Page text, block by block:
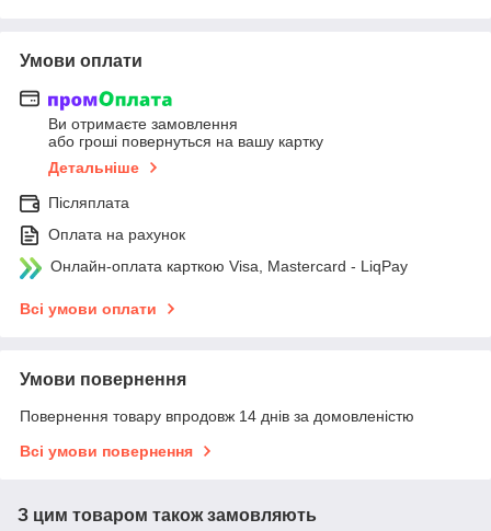
Умови оплати
Ви отримаєте замовлення
або гроші повернуться на вашу картку
Детальніше
Післяплата
Оплата на рахунок
Онлайн-оплата карткою Visa, Mastercard - LiqPay
Всі умови оплати
Умови повернення
Повернення товару впродовж 14 днів за домовленістю
Всі умови повернення
З цим товаром також замовляють